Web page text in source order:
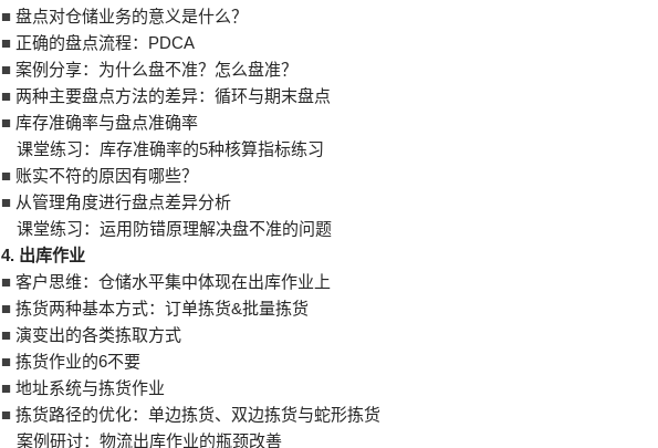
■ 盘点对仓储业务的意义是什么？
■ 正确的盘点流程：PDCA
■ 案例分享：为什么盘不准？怎么盘准？
■ 两种主要盘点方法的差异：循环与期末盘点
■ 库存准确率与盘点准确率
课堂练习：库存准确率的5种核算指标练习
■ 账实不符的原因有哪些？
■ 从管理角度进行盘点差异分析
课堂练习：运用防错原理解决盘不准的问题
4. 出库作业
■ 客户思维：仓储水平集中体现在出库作业上
■ 拣货两种基本方式：订单拣货&批量拣货
■ 演变出的各类拣取方式
■ 拣货作业的6不要
■ 地址系统与拣货作业
■ 拣货路径的优化：单边拣货、双边拣货与蛇形拣货
案例研讨：物流出库作业的瓶颈改善